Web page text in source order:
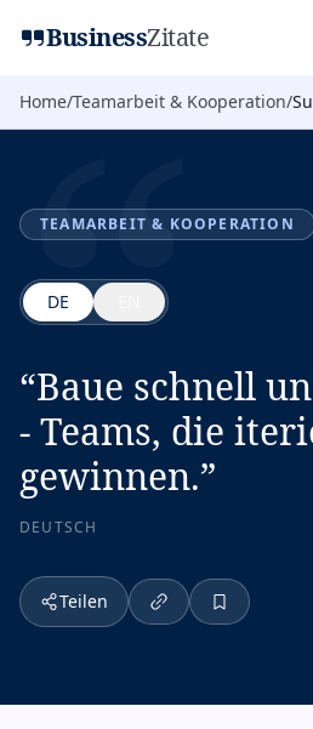
BusinessZitate
Home/Teamarbeit & Kooperation/
“
TEAMARBEIT & KOOPERATION
DE
“Baue schnell
- Teams, die
gewinnen.”
DEUTSCH
Teilen